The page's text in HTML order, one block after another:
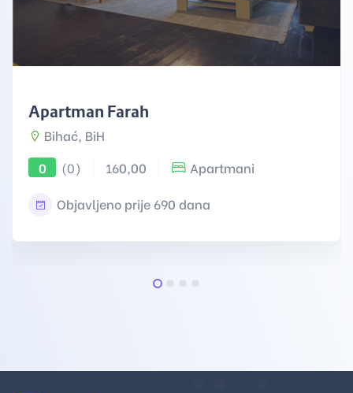
Apartman Farah
Bihać, BiH
0
(0) 160,00 Apartmani
Objavljeno prije 690 dana